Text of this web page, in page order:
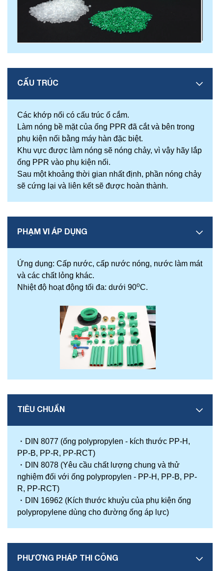
CẤU TRÚC
Các khớp nối có cấu trúc ổ cắm.
Làm nóng bề mặt của ống PPR đã cắt và bên trong
phụ kiện nối bằng máy hàn đặc biệt.
Khu vực được làm nóng sẽ nóng chảy, vì vậy hãy lắp
ống PPR vào phụ kiện nối.
Sau một khoảng thời gian nhất định, phần nóng chảy
sẽ cứng lại và liên kết sẽ được hoàn thành.
PHẠM VI ÁP DỤNG
Ứng dụng: Cấp nước, cấp nước nóng, nước làm mát
và các chất lỏng khác.
Nhiệt độ hoạt động tối đa: dưới 90oC.
TIÊU CHUẨN
・ DIN 8077 (ống polypropylen - kích thước PP-H,
PP-B, PP-R, PP-RCT)
・ DIN 8078 (Yêu cầu chất lượng chung và thử
nghiệm đối với ống polypropylen - PP-H, PP-B, PP-
R, PP-RCT)
・ DIN 16962 (Kích thước khuỷu của phụ kiện ống
polypropylene dùng cho đường ống áp lực)
PHƯƠNG PHÁP THI CÔNG